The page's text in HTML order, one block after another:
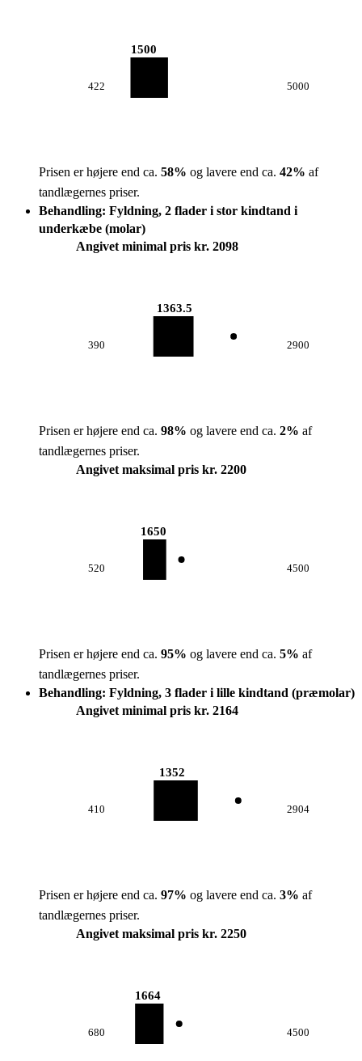
422
1500
5000
Prisen er højere end ca. 58% og lavere end ca. 42% af
tandlægernes priser.
Behandling: Fyldning, 2 flader i stor kindtand i
underkæbe (molar)
Angivet minimal pris kr. 2098
390
1363.5
2900
Prisen er højere end ca. 98% og lavere end ca. 2% af
tandlægernes priser.
Angivet maksimal pris kr. 2200
520
1650
4500
Prisen er højere end ca. 95% og lavere end ca. 5% af
tandlægernes priser.
Behandling: Fyldning, 3 flader i lille kindtand (præmolar)
Angivet minimal pris kr. 2164
410
1352
2904
Prisen er højere end ca. 97% og lavere end ca. 3% af
tandlægernes priser.
Angivet maksimal pris kr. 2250
680
1664
4500